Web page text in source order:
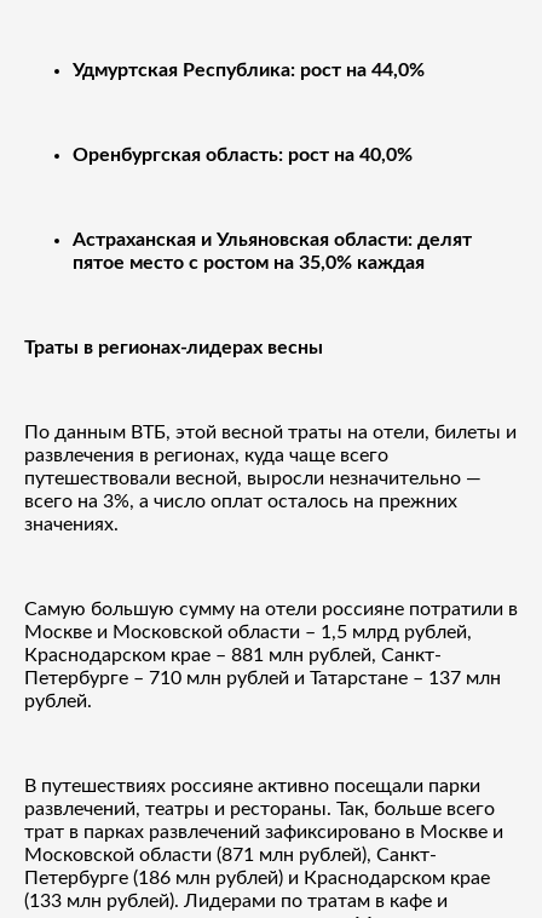
Удмуртская Республика: рост на 44,0%
Оренбургская область: рост на 40,0%
Астраханская и Ульяновская области: делят
пятое место с ростом на 35,0% каждая
Траты в регионах-лидерах весны
По данным ВТБ, этой весной траты на отели, билеты и
развлечения в регионах, куда чаще всего
путешествовали весной, выросли незначительно —
всего на 3%, а число оплат осталось на прежних
значениях.
Самую большую сумму на отели россияне потратили в
Москве и Московской области – 1,5 млрд рублей,
Краснодарском крае – 881 млн рублей, Санкт-
Петербурге – 710 млн рублей и Татарстане – 137 млн
рублей.
В путешествиях россияне активно посещали парки
развлечений, театры и рестораны. Так, больше всего
трат в парках развлечений зафиксировано в Москве и
Московской области (871 млн рублей), Санкт-
Петербурге (186 млн рублей) и Краснодарском крае
(133 млн рублей). Лидерами по тратам в кафе и